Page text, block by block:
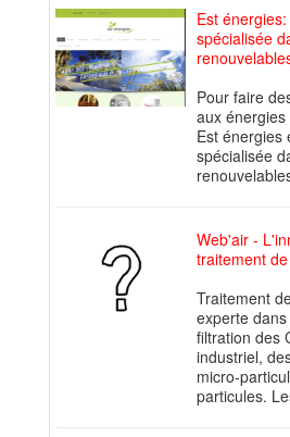
Est
spécialisée
Pour faire
aux
Est énergies
spécialisée
Web'air -
traitement
Traitement
experte
filtration des
industriel,
micro-
particules.